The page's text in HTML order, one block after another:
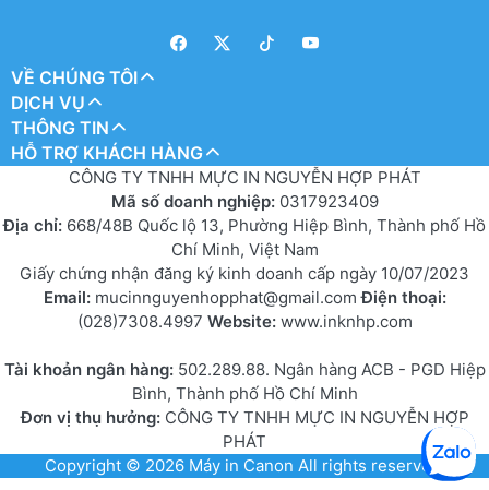
VỀ CHÚNG TÔI
DỊCH VỤ
THÔNG TIN
HỖ TRỢ KHÁCH HÀNG
CÔNG TY TNHH MỰC IN NGUYỄN HỢP PHÁT
Mã số doanh nghiệp: 0317923409
Địa chỉ: 668/48B Quốc lộ 13, Phường Hiệp Bình, Thành phố Hồ
Chí Minh, Việt Nam
Giấy chứng nhận đăng ký kinh doanh cấp ngày 10/07/2023
Email: mucinnguyenhopphat@gmail.comĐiện thoại:
(028)7308.4997 Website: www.inknhp.com
Tài khoản ngân hàng: 502.289.88. Ngân hàng ACB - PGD Hiệp
Bình, Thành phố Hồ Chí Minh
Đơn vị thụ hưởng:CÔNG TY TNHH MỰC IN NGUYỄN HỢP
PHÁT
Copyright © 2026 Máy in Canon All rights reserved.